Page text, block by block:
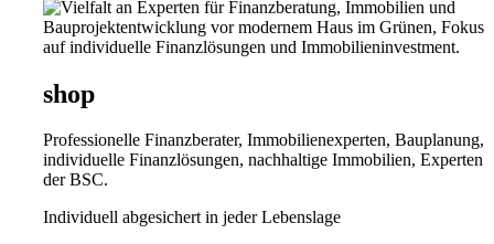
shop
Professionelle Finanzberater, Immobilienexperten, Bauplanung,
individuelle Finanzlösungen, nachhaltige Immobilien, Experten
der BSC.
Individuell abgesichert in jeder Lebenslage